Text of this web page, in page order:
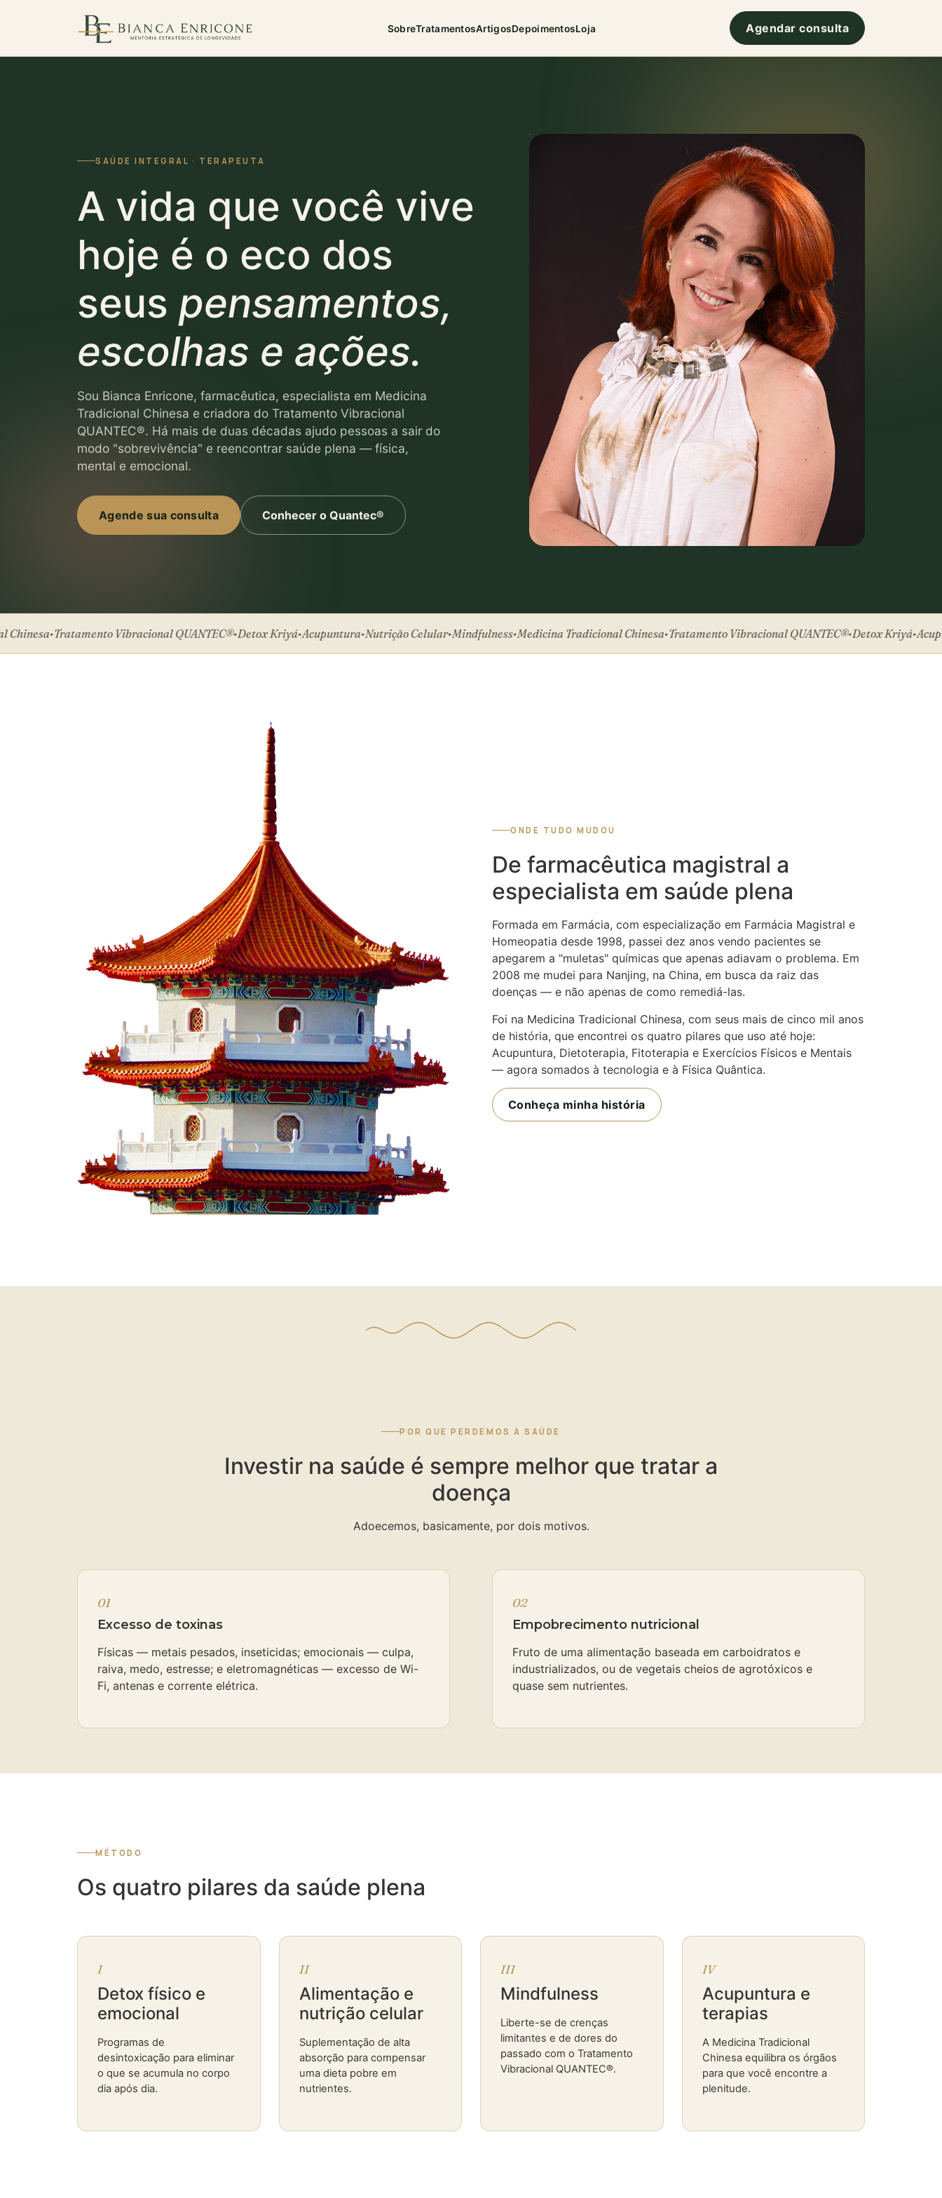
SobreTratamentosArtigosDepoimentosLoja Agendar consulta
SAÚDE INTEGRAL · TERAPEUTA
A vida que você vive
hoje é o eco dos
seus pensamentos,
escolhas e ações.
Sou Bianca Enricone, farmacêutica, especialista em Medicina
Tradicional Chinesa e criadora do Tratamento Vibracional
QUANTEC®. Há mais de duas décadas ajudo pessoas a sair do
modo "sobrevivência" e reencontrar saúde plena — física,
mental e emocional.
Agende sua consulta Conhecer o Quantec®
•Tratamento Vibracional QUANTEC®•Detox Kriyá•Acupuntura•Nutrição Celular•Mindfulness•Medicina Tradicional Chinesa•Tratamento Vibracional QUANTEC®•Detox Kriyá•
ONDE TUDO MUDOU
De farmacêutica magistral a
especialista em saúde plena
Formada em Farmácia, com especialização em Farmácia Magistral e
Homeopatia desde 1998, passei dez anos vendo pacientes se
apegarem a "muletas" químicas que apenas adiavam o problema. Em
2008 me mudei para Nanjing, na China, em busca da raiz das
doenças — e não apenas de como remediá-las.
Foi na Medicina Tradicional Chinesa, com seus mais de cinco mil anos
de história, que encontrei os quatro pilares que uso até hoje:
Acupuntura, Dietoterapia, Fitoterapia e Exercícios Físicos e Mentais
— agora somados à tecnologia e à Física Quântica.
Conheça minha história
POR QUE PERDEMOS A SAÚDE
Investir na saúde é sempre melhor que tratar a
doença
Adoecemos, basicamente, por dois motivos.
01
Excesso de toxinas
Físicas — metais pesados, inseticidas; emocionais — culpa,
raiva, medo, estresse; e eletromagnéticas — excesso de Wi-
Fi, antenas e corrente elétrica.
02
Empobrecimento nutricional
Fruto de uma alimentação baseada em carboidratos e
industrializados, ou de vegetais cheios de agrotóxicos e
quase sem nutrientes.
MÉTODO
Os quatro pilares da saúde plena
I
Detox físico e
emocional
Programas de
desintoxicação para eliminar
o que se acumula no corpo
dia após dia.
II
Alimentação e
nutrição celular
Suplementação de alta
absorção para compensar
uma dieta pobre em
nutrientes.
III
Mindfulness
Liberte-se de crenças
limitantes e de dores do
passado com o Tratamento
Vibracional QUANTEC®.
IV
Acupuntura e
terapias
A Medicina Tradicional
Chinesa equilibra os órgãos
para que você encontre a
plenitude.